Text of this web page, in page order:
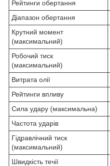
Рейтинги обертання
Діапазон обертання
Крутний момент
(максимальний)
Робочий тиск
(максимальний)
Витрата олії
Рейтинги впливу
Сила удару (максимальна)
Частота ударів
Гідравлічний тиск
(максимальний)
Швидкість течії